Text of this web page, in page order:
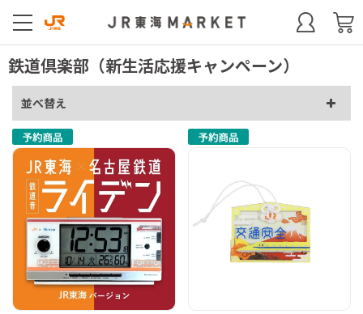
鉄道倶楽部（新生活応援キャンペーン）
並べ替え